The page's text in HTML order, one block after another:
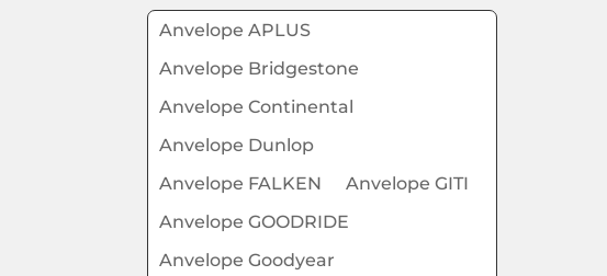
Anvelope APLUS
Anvelope Bridgestone
Anvelope Continental
Anvelope Dunlop
Anvelope FALKEN
Anvelope GITI
Anvelope GOODRIDE
Anvelope Goodyear